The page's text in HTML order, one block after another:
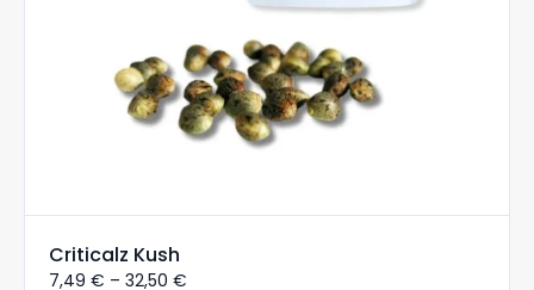
Criticalz Kush
7,49 € – 32,50 €